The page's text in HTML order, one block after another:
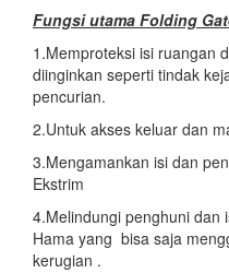
Fungsi utama Folding
1.Memproteksi isi ruangan
diinginkan seperti tindak
pencurian.
2.Untuk akses keluar dan
3.Mengamankan isi dan
Ekstrim
4.Melindungi penghuni dan
Hama yang bisa saja
kerugian .